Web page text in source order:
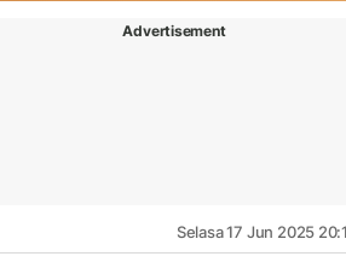
Advertisement
Selasa 17 Jun 2025